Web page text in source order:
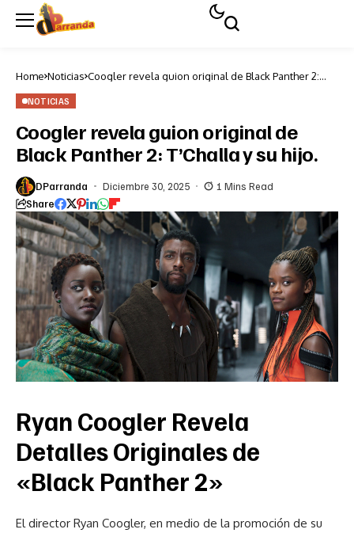
Home Noticias Coogler revela guion original de Black Panther 2:
NOTICIAS
Coogler revela guion original de
Black Panther 2: T’Challa y su hijo.
DParranda Diciembre 30, 2025
1 Mins Read
Share
Ryan Coogler Revela
Detalles Originales de
«Black Panther 2»
El director Ryan Coogler, en medio de la promoción de su